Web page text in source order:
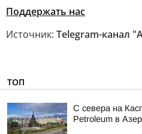
Поддержать нас
Источник: Telegram-канал
ТОП
С севера на
Petroleum в